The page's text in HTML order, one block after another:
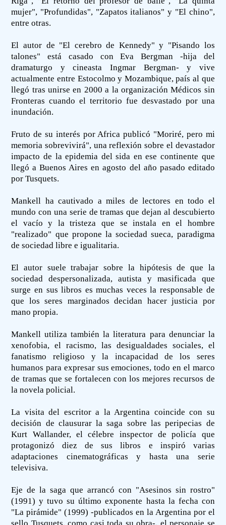
mujer", "Profundidas", "Zapatos italianos" y "El chino",
entre otras.
El autor de "El cerebro de Kennedy" y "Pisando los
talones" está casado con Eva Bergman -hija del
dramaturgo y cineasta Ingmar Bergman- y vive
actualmente entre Estocolmo y Mozambique, país al que
llegó tras unirse en 2000 a la organización Médicos sin
Fronteras cuando el territorio fue desvastado por una
inundación.
Fruto de su interés por Africa publicó "Moriré, pero mi
memoria sobrevivirá", una reflexión sobre el devastador
impacto de la epidemia del sida en ese continente que
llegó a Buenos Aires en agosto del año pasado editado
por Tusquets.
Mankell ha cautivado a miles de lectores en todo el
mundo con una serie de tramas que dejan al descubierto
el vacío y la tristeza que se instala en el hombre
"realizado" que propone la sociedad sueca, paradigma
de sociedad libre e igualitaria.
El autor suele trabajar sobre la hipótesis de que la
sociedad despersonalizada, autista y masificada que
surge en sus libros es muchas veces la responsable de
que los seres marginados decidan hacer justicia por
mano propia.
Mankell utiliza también la literatura para denunciar la
xenofobia, el racismo, las desigualdades sociales, el
fanatismo religioso y la incapacidad de los seres
humanos para expresar sus emociones, todo en el marco
de tramas que se fortalecen con los mejores recursos de
la novela policial.
La visita del escritor a la Argentina coincide con su
decisión de clausurar la saga sobre las peripecias de
Kurt Wallander, el célebre inspector de policía que
protagonizó diez de sus libros e inspiró varias
adaptaciones cinematográficas y hasta una serie
televisiva.
Eje de la saga que arrancó con "Asesinos sin rostro"
(1991) y tuvo su último exponente hasta la fecha con
"La pirámide" (1999) -publicados en la Argentina por el
sello Tusquets, como casi toda su obra-, el personaje se